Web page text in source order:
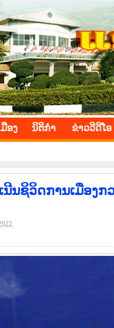
PROVINCE
ອງ ນິ​ຕິ​ກຳ ຂ່າວ​ວີ​ດີ​ໂອ
ນຊິວິດການເມືອ